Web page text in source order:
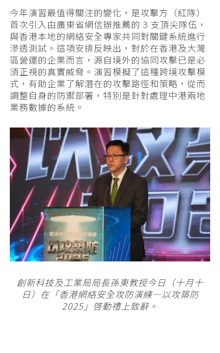
今年演習最值得關注的變化，是攻擊方（紅隊）
首次引入由廣東省網信辦推薦的 3 支頂尖隊伍，
與香港本地的網絡安全專家共同對關鍵系統進行
滲透測試。這項安排反映出，對於在香港及大灣
區營運的企業而言，源自境外的協同攻擊已是必
須正視的真實威脅。演習模擬了這種跨境攻擊模
式，有助企業了解潛在的攻擊路徑和策略，從而
調整自身的防禦部署，特別是針對處理中港兩地
業務數據的系統。
創新科技及工業局局長孫東教授今日（十月十
日）在「香港網絡安全攻防演練—以攻築防
2025」啓動禮上致辭。